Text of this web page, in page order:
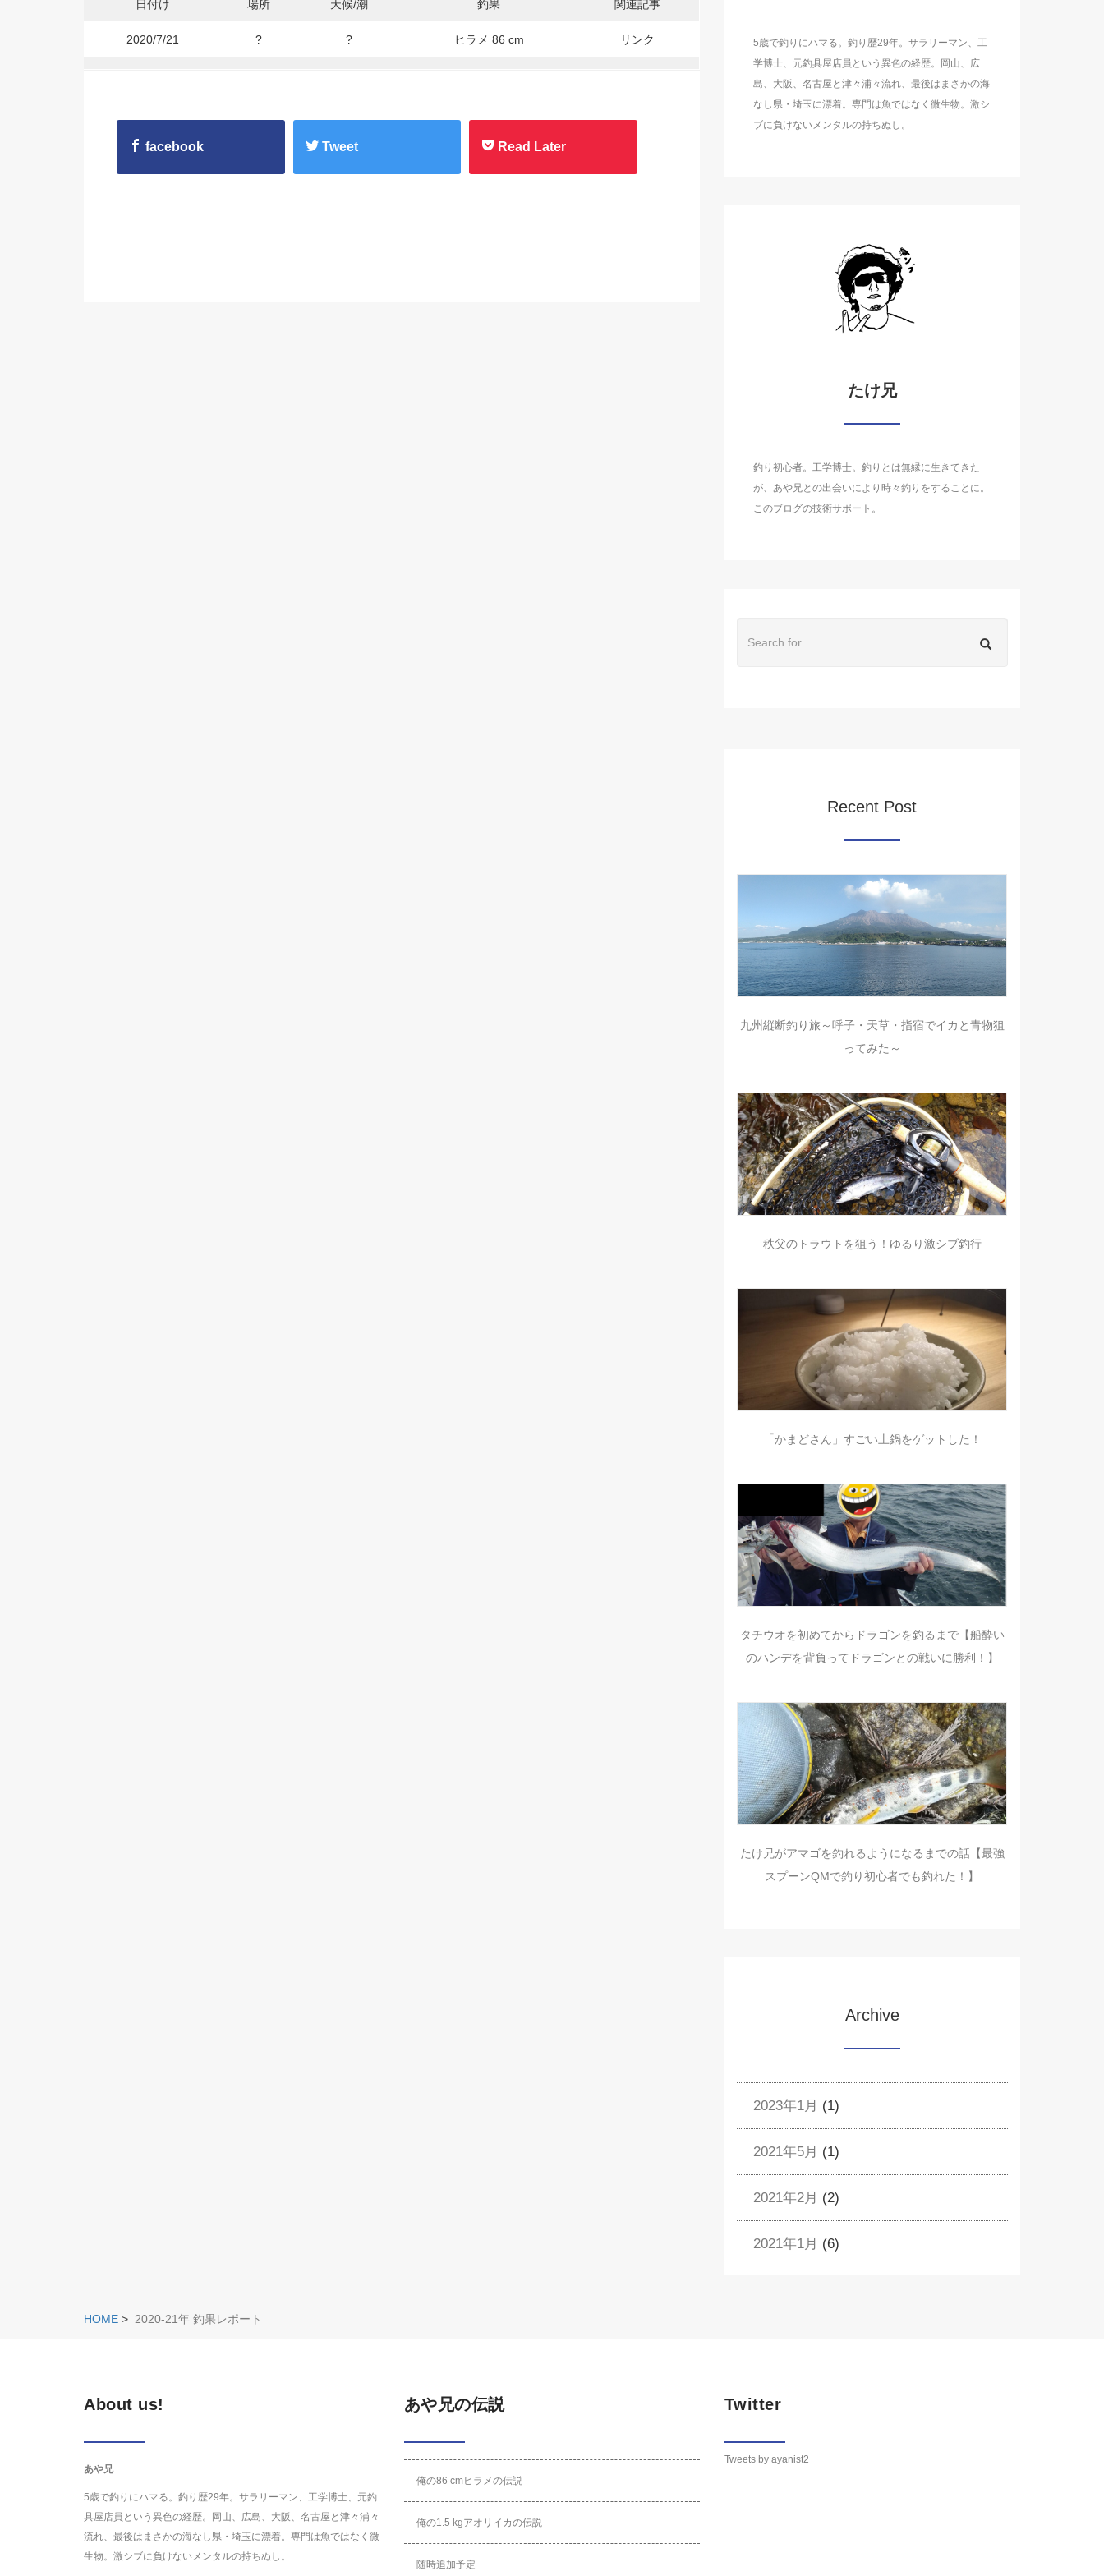
日付け 場所 天候/潮 釣果 関連記事
2020/7/21 ? ? ヒラメ 86 cm リンク
facebook Tweet Read Later
5歳で釣りにハマる。釣り歴29年。サラリーマン、工
学博士、元釣具屋店員という異色の経歴。岡山、広
島、大阪、名古屋と津々浦々流れ、最後はまさかの海
なし県・埼玉に漂着。専門は魚ではなく微生物。激シ
ブに負けないメンタルの持ちぬし。
たけ兄
釣り初心者。工学博士。釣りとは無縁に生きてきた
が、あや兄との出会いにより時々釣りをすることに。
このブログの技術サポート。
Recent Post
九州縦断釣り旅～呼子・天草・指宿でイカと青物狙
ってみた～
秩父のトラウトを狙う！ゆるり激シブ釣行
「かまどさん」すごい土鍋をゲットした！
タチウオを初めてからドラゴンを釣るまで【船酔い
のハンデを背負ってドラゴンとの戦いに勝利！】
たけ兄がアマゴを釣れるようになるまでの話【最強
スプーンQMで釣り初心者でも釣れた！】
Archive
2023年1月 (1)
2021年5月 (1)
2021年2月 (2)
2021年1月 (6)
HOME > 2020-21年 釣果レポート
About us!
あや兄
5歳で釣りにハマる。釣り歴29年。サラリーマン、工学博士、元釣
具屋店員という異色の経歴。岡山、広島、大阪、名古屋と津々浦々
流れ、最後はまさかの海なし県・埼玉に漂着。専門は魚ではなく微
生物。激シブに負けないメンタルの持ちぬし。
あや兄の伝説
俺の86 cmヒラメの伝説
俺の1.5 kgアオリイカの伝説
随時追加予定
Twitter
Tweets by ayanist2